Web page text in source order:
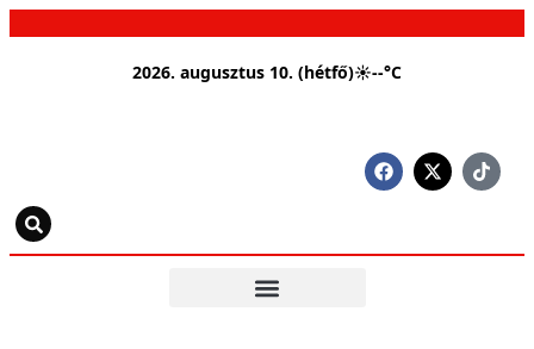
2026. augusztus 10. (hétfő)☀--°C